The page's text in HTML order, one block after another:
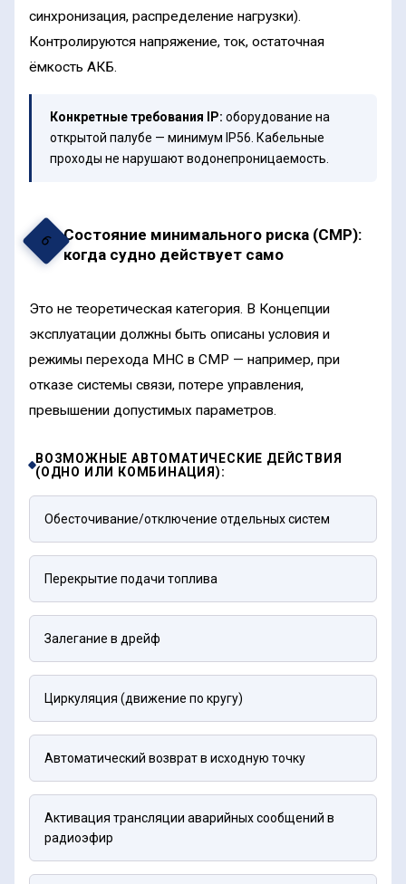
синхронизация, распределение нагрузки).
Контролируются напряжение, ток, остаточная
ёмкость АКБ.
Конкретные требования IP: оборудование на
открытой палубе — минимум IP56. Кабельные
проходы не нарушают водонепроницаемость.
6
Состояние минимального риска (СМР):
когда судно действует само
Это не теоретическая категория. В Концепции
эксплуатации должны быть описаны условия и
режимы перехода МНС в СМР — например, при
отказе системы связи, потере управления,
превышении допустимых параметров.
ВОЗМОЖНЫЕ АВТОМАТИЧЕСКИЕ ДЕЙСТВИЯ
(ОДНО ИЛИ КОМБИНАЦИЯ):
Обесточивание/отключение отдельных систем
Перекрытие подачи топлива
Залегание в дрейф
Циркуляция (движение по кругу)
Автоматический возврат в исходную точку
Активация трансляции аварийных сообщений в
радиоэфир